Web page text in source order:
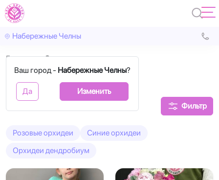
Набережные Челны
Ваш город - Набережные Челны?
Да Изменить
Главная Орхидеи
Букеты с орхидеями
Фильтр
Розовые орхидеи
Синие орхидеи
Орхидеи дендробиум